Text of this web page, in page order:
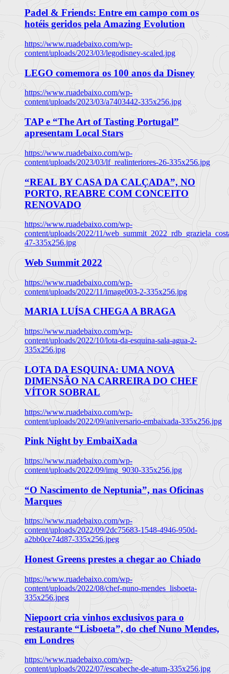
Padel & Friends: Entre em campo com os
hotéis geridos pela Amazing Evolution
https://www.ruadebaixo.com/wp-
content/uploads/2023/03/legodisney-scaled.jpg
LEGO comemora os 100 anos da Disney
https://www.ruadebaixo.com/wp-
content/uploads/2023/03/a7403442-335x256.jpg
TAP e “The Art of Tasting Portugal”
apresentam Local Stars
https://www.ruadebaixo.com/wp-
content/uploads/2023/03/lf_realinteriores-26-335x256.jpg
“REAL BY CASA DA CALÇADA”, NO
PORTO, REABRE COM CONCEITO
RENOVADO
https://www.ruadebaixo.com/wp-
content/uploads/2022/11/
47-335x256.jpg
Web Summit 2022
https://www.ruadebaixo.com/wp-
content/uploads/2022/11/image003-2-335x256.jpg
MARIA LUÍSA CHEGA A BRAGA
https://www.ruadebaixo.com/wp-
content/uploads/2022/10/lota-da-esquina-sala-agua-2-
335x256.jpg
LOTA DA ESQUINA: UMA NOVA
DIMENSÃO NA CARREIRA DO CHEF
VÍTOR SOBRAL
https://www.ruadebaixo.com/wp-
content/uploads/2022/09/aniversario-embaixada-335x256.jpg
Pink Night by EmbaiXada
https://www.ruadebaixo.com/wp-
content/uploads/2022/09/img_9030-335x256.jpg
“O Nascimento de Neptunia”, nas Oficinas
Marques
https://www.ruadebaixo.com/wp-
content/uploads/2022/09/2dc75683-1548-4946-950d-
a2bb0ce74d87-335x256.jpeg
Honest Greens prestes a chegar ao Chiado
https://www.ruadebaixo.com/wp-
content/uploads/2022/08/chef-nuno-mendes_lisboeta-
335x256.jpeg
Niepoort cria vinhos exclusivos para o
restaurante “Lisboeta”, do chef Nuno Mendes,
em Londres
https://www.ruadebaixo.com/wp-
content/uploads/2022/07/escabeche-de-atum-335x256.jpg